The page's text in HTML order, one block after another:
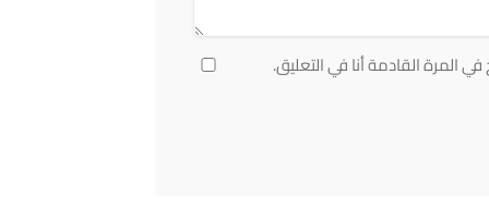
المرة القادمة أنا في التعليق.